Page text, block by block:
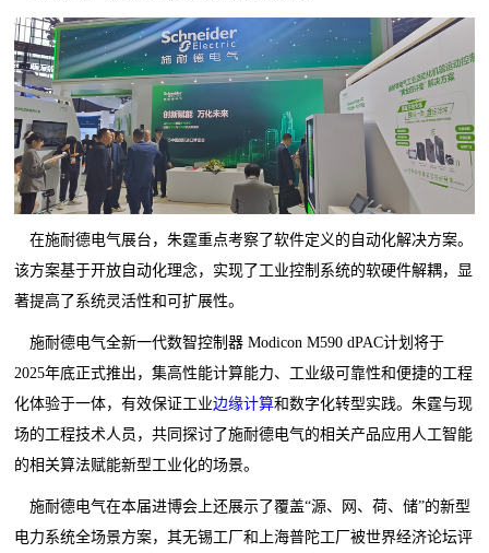
在施耐德电气展台，朱霆重点考察了软件定义的自动化解决方案。
该方案基于开放自动化理念，实现了工业控制系统的软硬件解耦，显
著提高了系统灵活性和可扩展性。
施耐德电气全新一代数智控制器 Modicon M590 dPAC计划将于
2025年底正式推出，集高性能计算能力、工业级可靠性和便捷的工程
化体验于一体，有效保证工业边缘计算和数字化转型实践。朱霆与现
场的工程技术人员，共同探讨了施耐德电气的相关产品应用人工智能
的相关算法赋能新型工业化的场景。
施耐德电气在本届进博会上还展示了覆盖“源、网、荷、储”的新型
电力系统全场景方案，其无锡工厂和上海普陀工厂被世界经济论坛评